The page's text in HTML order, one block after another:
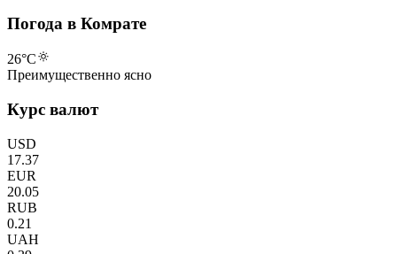
Погода в Комрате
26°C
Преимущественно ясно
Курс валют
USD
17.37
EUR
20.05
RUB
0.21
UAH